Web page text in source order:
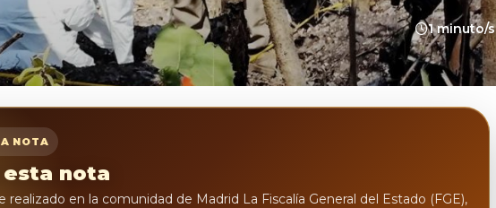
1 minuto/s
NOTA
esta nota
realizado en la comunidad de Madrid La Fiscalía General del Estado (FGE),